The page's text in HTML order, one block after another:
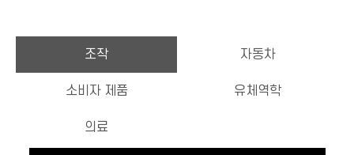
조작 자동차
소비자 제품 유체역학
의료